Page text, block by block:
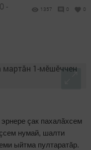
-
1357 0 0
çак пахалăхсем
нумай, шалти
ыйтма пултаратăр.